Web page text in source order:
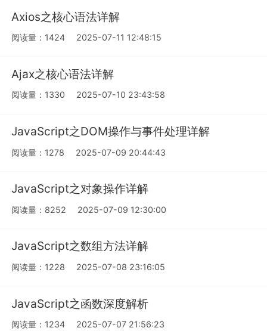
Axios之核心语法详解
阅读量：1424 2025-07-11 12:48:15
Ajax之核心语法详解
阅读量：1330 2025-07-10 23:43:58
JavaScript之DOM操作与事件处理详解
阅读量：1278 2025-07-09 20:44:43
JavaScript之对象操作详解
阅读量：8252 2025-07-09 12:30:00
JavaScript之数组方法详解
阅读量：1228 2025-07-08 23:16:05
JavaScript之函数深度解析
阅读量：1234 2025-07-07 21:56:23